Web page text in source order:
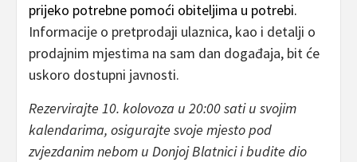
prijeko potrebne pomoći obiteljima u potrebi.
Informacije o pretprodaji ulaznica, kao i detalji o
prodajnim mjestima na sam dan događaja, bit će
uskoro dostupni javnosti.
Rezervirajte 10. kolovoza u 20:00 sati u svojim
kalendarima, osigurajte svoje mjesto pod
zvjezdanim nebom u Donjoj Blatnici i budite dio